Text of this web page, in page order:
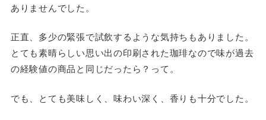
ありませんでした。
正直、多少の緊張で試飲するような気持ちもありました。
とても素晴らしい思い出の印刷された珈琲なので味が過去
の経験値の商品と同じだったら？って。
でも、とても美味しく、味わい深く、香りも十分でした。